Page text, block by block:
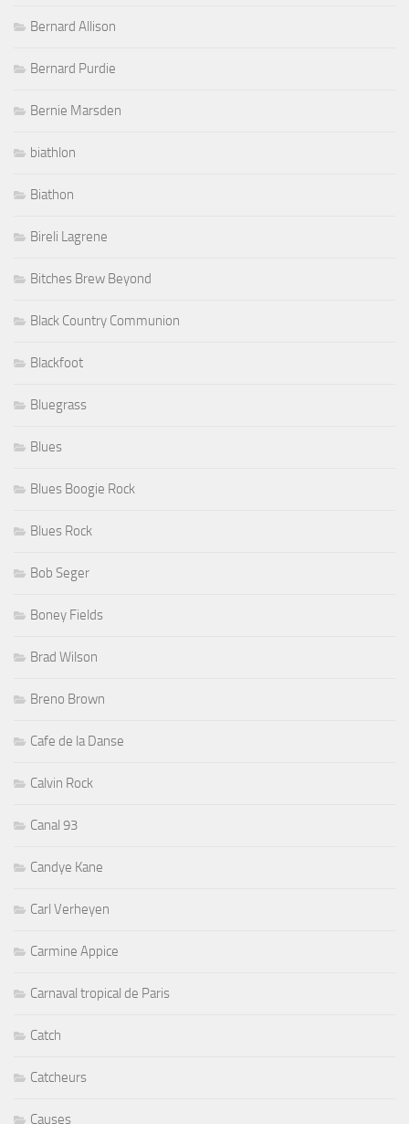
Bernard Allison
Bernard Purdie
Bernie Marsden
biathlon
Biathon
Bireli Lagrene
Bitches Brew Beyond
Black Country Communion
Blackfoot
Bluegrass
Blues
Blues Boogie Rock
Blues Rock
Bob Seger
Boney Fields
Brad Wilson
Breno Brown
Cafe de la Danse
Calvin Rock
Canal 93
Candye Kane
Carl Verheyen
Carmine Appice
Carnaval tropical de Paris
Catch
Catcheurs
Causes